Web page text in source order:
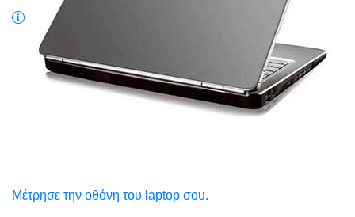
Μέτρησε την οθόνη του laptop σου.